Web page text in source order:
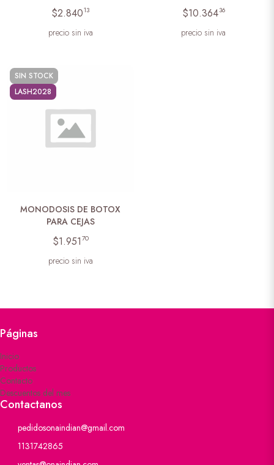
$2.84013
precio sin iva
$10.36436
precio sin iva
SIN STOCK
LASH2028
MONODOSIS DE BOTOX
PARA CEJAS
$1.951 70
precio sin iva
Páginas
Inicio
Productos
Contacto
Descuentos del mes
Contactanos
pedidosonaindian@gmail.com
1131742865